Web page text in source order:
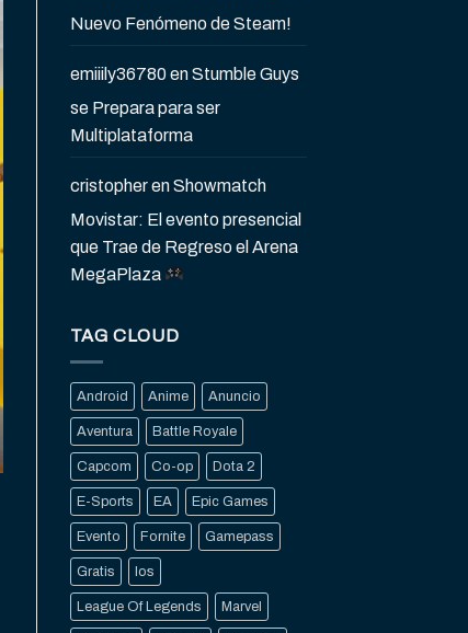
Nuevo Fenómeno de Steam!
emiiily36780enStumble Guys
se Prepara para ser
Multiplataforma
cristopherenShowmatch
Movistar: El evento presencial
que Trae de Regreso el Arena
MegaPlaza
TAG CLOUD
Android Anime Anuncio
Aventura Battle Royale
Capcom Co-op Dota 2
E-Sports EA Epic Games
Evento Fornite Gamepass
Gratis Ios
League Of Legends Marvel